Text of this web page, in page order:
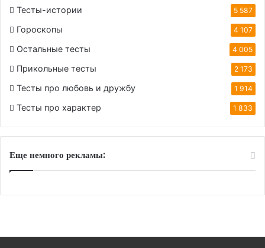
Тесты-истории 5 587
Гороскопы 4 107
Остальные тесты 4 005
Прикольные тесты 2 173
Тесты про любовь и дружбу 1 914
Тесты про характер 1 833
Еще немного рекламы: